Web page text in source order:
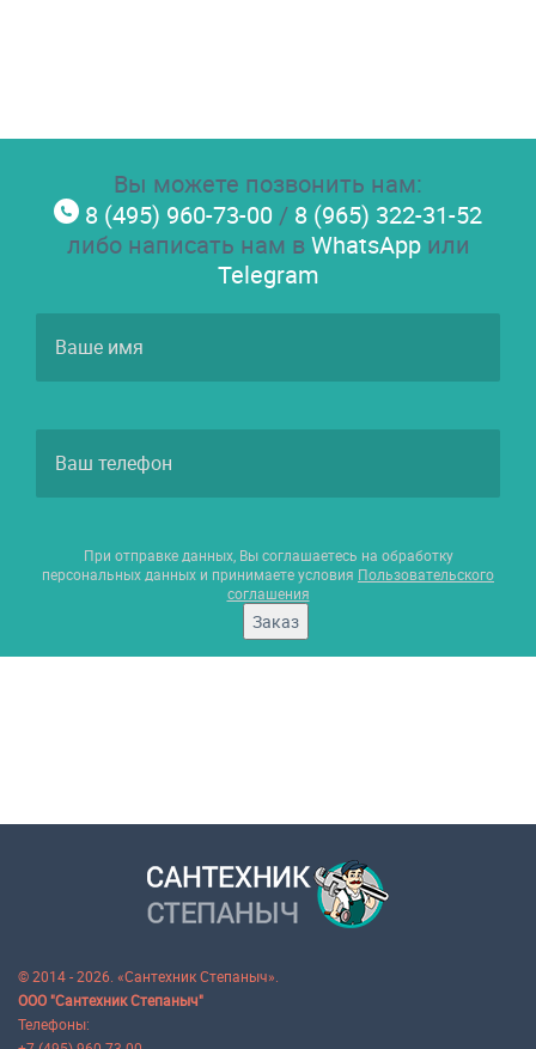
Вы можете позвонить нам:
8 (495) 960-73-00 / 8 (965) 322-31-52
либо написать нам вWhatsAppили
Telegram
При отправке данных, Вы соглашаетесь на обработку
персональных данных и принимаете условия Пользовательского
соглашения
Заказ
© 2014 - 2026. «Сантехник Степаныч».
ООО "Сантехник Степаныч"
Телефоны: